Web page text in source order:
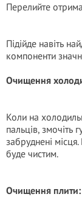
Перелийте
Підійде навіть
компоненти
Очищення
Коли на
пальців, змочіть
забруднені
буде чистим.
Очищення плити: